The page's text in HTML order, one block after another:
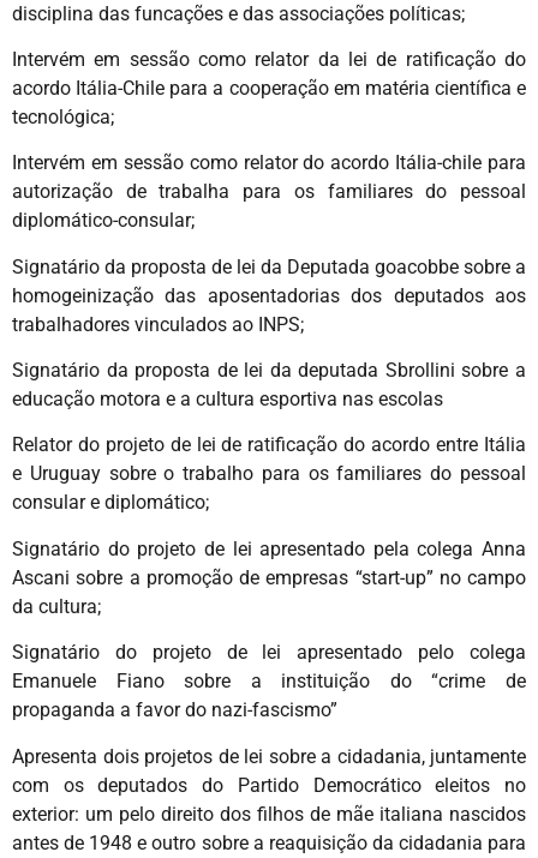
disciplina das funcações e das associações políticas;
Intervém em sessão como relator da lei de ratificação do
acordo Itália-Chile para a cooperação em matéria científica e
tecnológica;
Intervém em sessão como relator do acordo Itália-chile para
autorização de trabalha para os familiares do pessoal
diplomático-consular;
Signatário da proposta de lei da Deputada goacobbe sobre a
homogeinização das aposentadorias dos deputados aos
trabalhadores vinculados ao INPS;
Signatário da proposta de lei da deputada Sbrollini sobre a
educação motora e a cultura esportiva nas escolas
Relator do projeto de lei de ratificação do acordo entre Itália
e Uruguay sobre o trabalho para os familiares do pessoal
consular e diplomático;
Signatário do projeto de lei apresentado pela colega Anna
Ascani sobre a promoção de empresas “start-up” no campo
da cultura;
Signatário do projeto de lei apresentado pelo colega
Emanuele Fiano sobre a instituição do “crime de
propaganda a favor do nazi-fascismo”
Apresenta dois projetos de lei sobre a cidadania, juntamente
com os deputados do Partido Democrático eleitos no
exterior: um pelo direito dos filhos de mãe italiana nascidos
antes de 1948 e outro sobre a reaquisição da cidadania para